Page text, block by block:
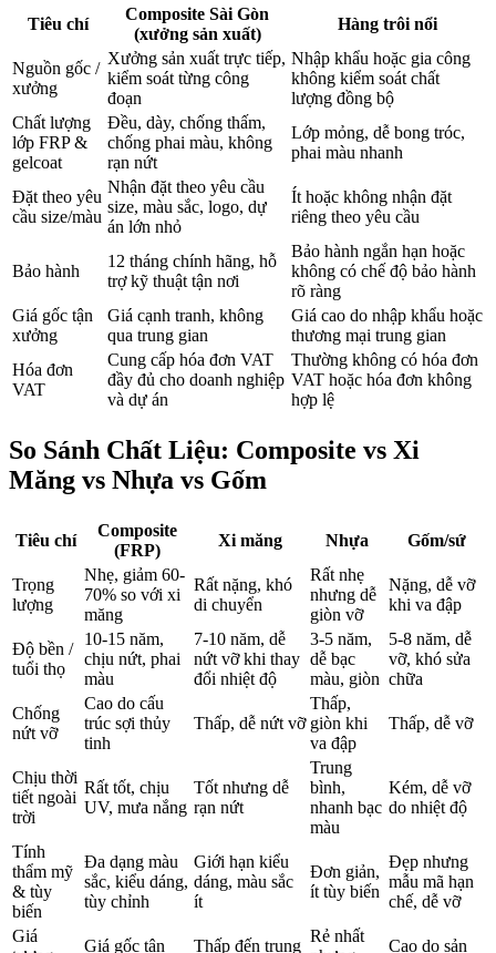
Tiêu chí
Composite Sài Gòn
(xưởng sản xuất)
Hàng trôi nổi
Nguồn gốc /
xưởng
Xưởng sản xuất trực tiếp,
kiểm soát từng công
đoạn
Nhập khẩu hoặc gia công
không kiểm soát chất
lượng đồng bộ
Chất lượng
lớp FRP &
gelcoat
Đều, dày, chống thấm,
chống phai màu, không
rạn nứt
Lớp mỏng, dễ bong tróc,
phai màu nhanh
Đặt theo yêu
cầu size/màu
Nhận đặt theo yêu cầu
size, màu sắc, logo, dự
án lớn nhỏ
Ít hoặc không nhận đặt
riêng theo yêu cầu
Bảo hành
12 tháng chính hãng, hỗ
trợ kỹ thuật tận nơi
Bảo hành ngắn hạn hoặc
không có chế độ bảo hành
rõ ràng
Giá gốc tận
xưởng
Giá cạnh tranh, không
qua trung gian
Giá cao do nhập khẩu hoặc
thương mại trung gian
Hóa đơn
VAT
Cung cấp hóa đơn VAT
đầy đủ cho doanh nghiệp
và dự án
Thường không có hóa đơn
VAT hoặc hóa đơn không
hợp lệ
So Sánh Chất Liệu: Composite vs Xi
Măng vs Nhựa vs Gốm
Tiêu chí
Composite
(FRP)
Xi măng Nhựa Gốm/sứ
Trọng
lượng
Nhẹ, giảm 60-
70% so với xi
măng
Rất nặng, khó
di chuyển
Rất nhẹ
nhưng dễ
giòn vỡ
Nặng, dễ vỡ
khi va đập
Độ bền /
tuổi thọ
10-15 năm,
chịu nứt, phai
màu
7-10 năm, dễ
nứt vỡ khi thay
đổi nhiệt độ
3-5 năm,
dễ bạc
màu, giòn
5-8 năm, dễ
vỡ, khó sửa
chữa
Chống
nứt vỡ
Cao do cấu
trúc sợi thủy
tinh
Thấp, dễ nứt vỡ
Thấp,
giòn khi
va đập
Thấp, dễ vỡ
Chịu thời
tiết ngoài
trời
Rất tốt, chịu
UV, mưa nắng
Tốt nhưng dễ
rạn nứt
Trung
bình,
nhanh bạc
màu
Kém, dễ vỡ
do nhiệt độ
Tính
thẩm mỹ
& tùy
biến
Đa dạng màu
sắc, kiểu dáng,
tùy chỉnh
Giới hạn kiểu
dáng, màu sắc
ít
Đơn giản,
ít tùy biến
Đẹp nhưng
mẫu mã hạn
chế, dễ vỡ
Giá
Giá gốc tận
Thấp đến trung
Rẻ nhất
Cao do sản